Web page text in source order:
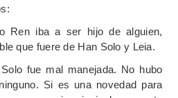
Ren iba a ser hijo de alguien,
que fuere de Han Solo y Leia.
fue mal manejada. No hubo
Si es una novedad para